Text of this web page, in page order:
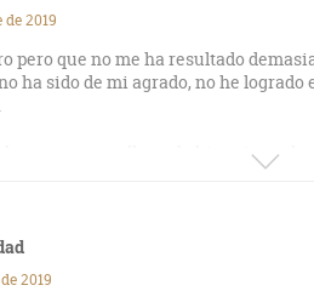
2019
pero que no me ha resultado
ha sido de mi agrado, no he
el autor no supo llevar la historia y
un par de reflexiones.
2019